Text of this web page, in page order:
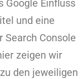
Google Einfluss
und eine
Search Console
zeigen wir
den jeweiligen